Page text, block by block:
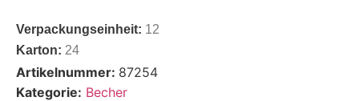
Verpackungseinheit: 12
Karton: 24
Artikelnummer: 87254
Kategorie: Becher